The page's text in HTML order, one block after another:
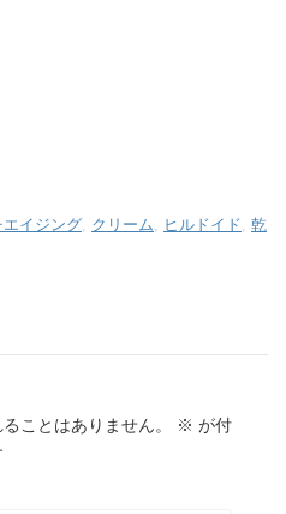
エイジング クリーム ヒルドイド 乾
ことはありません。 ※ が付